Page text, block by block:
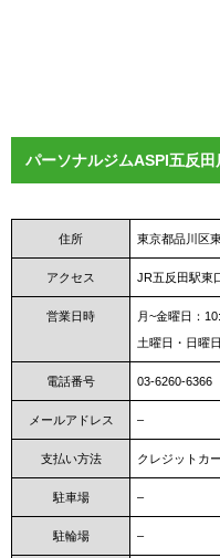
パーソナルジムASPI五反田
住所 東京都品川区
アクセス JR五反田駅東
営業日時
月~金曜日：
土曜日・日曜
電話番号 03-6260-6366
メールアドレス –
支払い方法 クレジットカ
駐車場 –
駐輪場 –